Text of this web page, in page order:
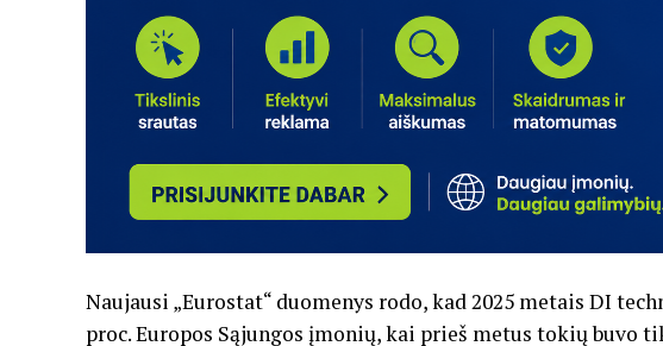
Naujausi „Eurostat“ duomenys rodo, kad 2025 metais DI
proc. Europos Sąjungos įmonių, kai prieš metus tokių buvo